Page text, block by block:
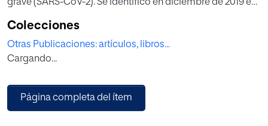
grave (SARS-CoV-2). Se identificó en diciembre de 2019 en
al reportarse casos de un grupo de personas enfermas con
un tipo de neumonía desconocida. Tres
maeses más tarde, el 11 de marzo de 2020 la OMS
global.
Colecciones
Otras Publicaciones: artículos, libros...
Cargando...
Página completa del ítem